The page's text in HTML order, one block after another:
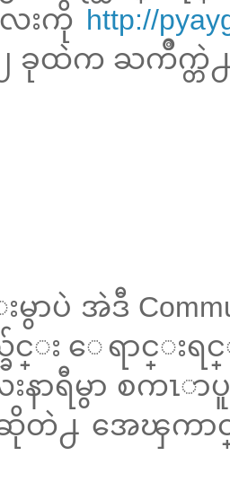
းကို http://
ခုထဲက ႀကိဳက္တဲ႕
မွာပဲ အဲဒီ
င္း ေရာင္း
ာရီမွာ စကၤာပူ
ဆိုတဲ႕ အေၾက